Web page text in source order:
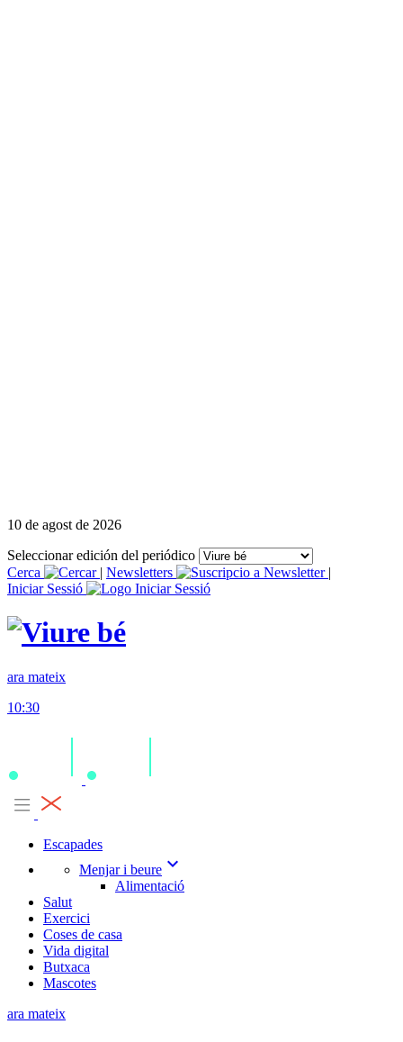
10 de agost de 2026
Seleccionar edición del periódico
Cerca
| Newsletters
|
Iniciar Sessió
ara mateix
10:30
Escapades
Menjar i beure expand_more
Alimentació
Salut
Exercici
Coses de casa
Vida digital
Butxaca
Mascotes
ara mateix